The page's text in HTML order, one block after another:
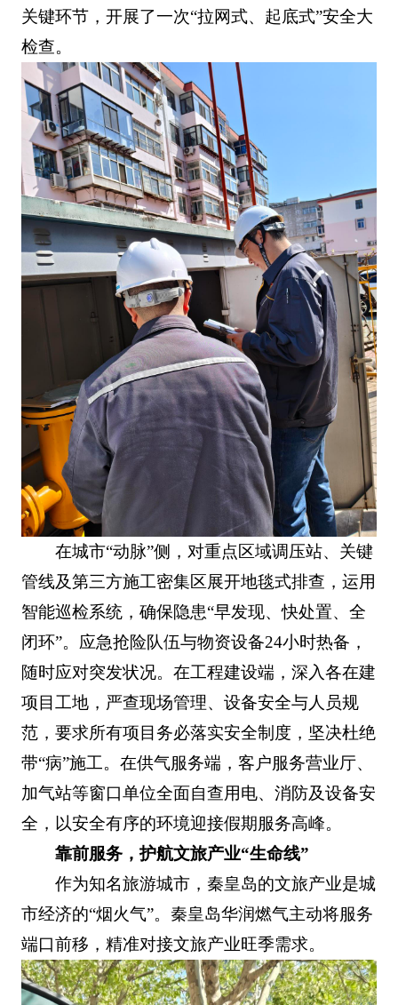
关键环节，开展了一次“拉网式、起底式”安全大
检查。
在城市“动脉”侧，对重点区域调压站、关键
管线及第三方施工密集区展开地毯式排查，运用
智能巡检系统，确保隐患“早发现、快处置、全
闭环”。应急抢险队伍与物资设备24小时热备，
随时应对突发状况。在工程建设端，深入各在建
项目工地，严查现场管理、设备安全与人员规
范，要求所有项目务必落实安全制度，坚决杜绝
带“病”施工。在供气服务端，客户服务营业厅、
加气站等窗口单位全面自查用电、消防及设备安
全，以安全有序的环境迎接假期服务高峰。
靠前服务，护航文旅产业“生命线”
作为知名旅游城市，秦皇岛的文旅产业是城
市经济的“烟火气”。秦皇岛华润燃气主动将服务
端口前移，精准对接文旅产业旺季需求。